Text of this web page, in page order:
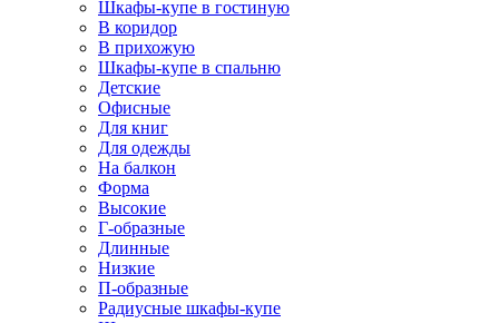
Шкафы-купе в гостиную
В коридор
В прихожую
Шкафы-купе в спальню
Детские
Офисные
Для книг
Для одежды
На балкон
Форма
Высокие
Г-образные
Длинные
Низкие
П-образные
Радиусные шкафы-купе